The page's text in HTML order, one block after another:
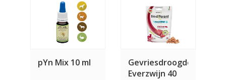
pYn Mix 10 ml
Gevriesdroogde
Everzwijn 40